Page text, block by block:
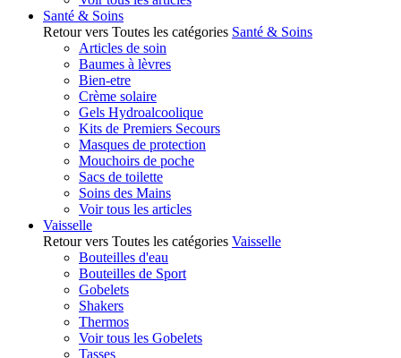
Santé & Soins
Retour vers Toutes les catégories Santé & Soins
Articles de soin
Baumes à lèvres
Bien-etre
Crème solaire
Gels Hydroalcoolique
Kits de Premiers Secours
Masques de protection
Mouchoirs de poche
Sacs de toilette
Soins des Mains
Voir tous les articles
Vaisselle
Retour vers Toutes les catégories Vaisselle
Bouteilles d'eau
Bouteilles de Sport
Gobelets
Shakers
Thermos
Voir tous les Gobelets
Tasses